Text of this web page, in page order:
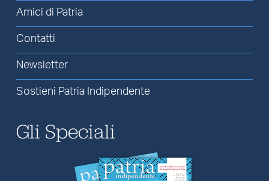
Amici di Patria
Contatti
Newsletter
Sostieni Patria Indipendente
Gli Speciali